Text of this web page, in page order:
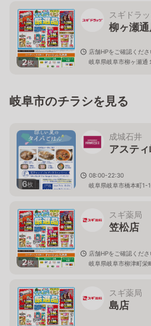
2枚
スギドラ
柳ヶ瀬
店舗HPをご確認くださ
岐阜県岐阜市柳ヶ瀬
岐阜市のチラシを見る
6枚
成城石井
アステ
08:00-22:30
岐阜県岐阜市橋本町
2枚
スギ薬局
笠松店
店舗HPをご確認くださ
岐阜県岐阜市柳津町栄
スギ薬局
島店